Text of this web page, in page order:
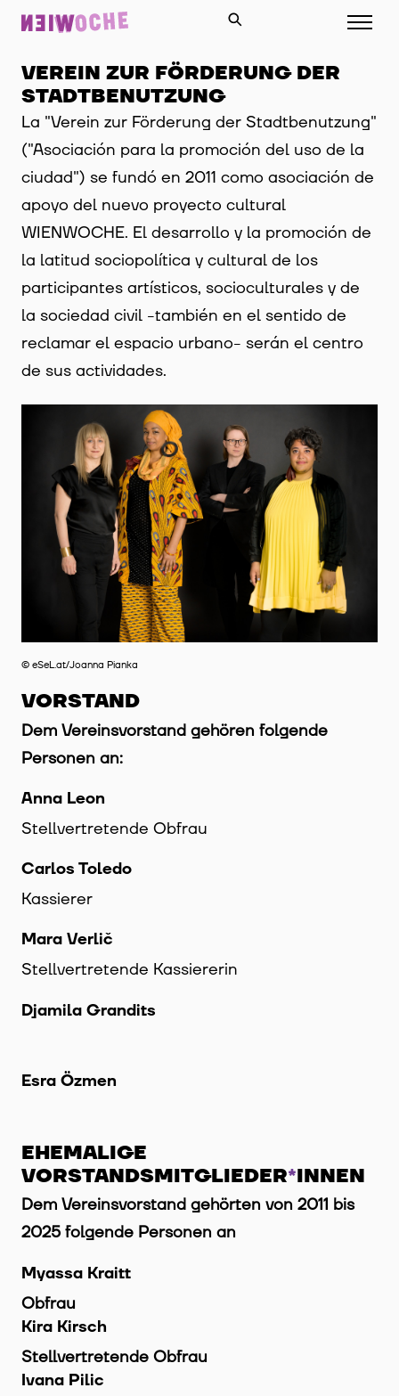
VEREIN ZUR FÖRDERUNG DER
STADTBENUTZUNG
La "Verein zur Förderung der Stadtbenutzung"
("Asociación para la promoción del uso de la
ciudad") se fundó en 2011 como asociación de
apoyo del nuevo proyecto cultural
WIENWOCHE. El desarrollo y la promoción de
la latitud sociopolítica y cultural de los
participantes artísticos, socioculturales y de
la sociedad civil -también en el sentido de
reclamar el espacio urbano- serán el centro
de sus actividades.
© eSeL.at/Joanna Pianka
VORSTAND
Dem Vereinsvorstand gehören folgende
Personen an:
Anna Leon
Stellvertretende Obfrau
Carlos Toledo
Kassierer
Mara Verlič
Stellvertretende Kassiererin
Djamila Grandits
Esra Özmen
EHEMALIGE
VORSTANDSMITGLIEDER*INNEN
Dem Vereinsvorstand gehörten von 2011 bis
2025 folgende Personen an
Myassa Kraitt
Obfrau
Kira Kirsch
Stellvertretende Obfrau
Ivana Pilic